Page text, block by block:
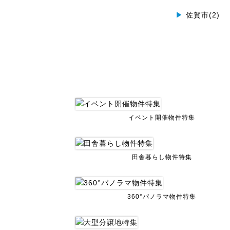
▶ 佐賀市(2)
イベント開催物件特集
田舎暮らし物件特集
360°パノラマ物件特集